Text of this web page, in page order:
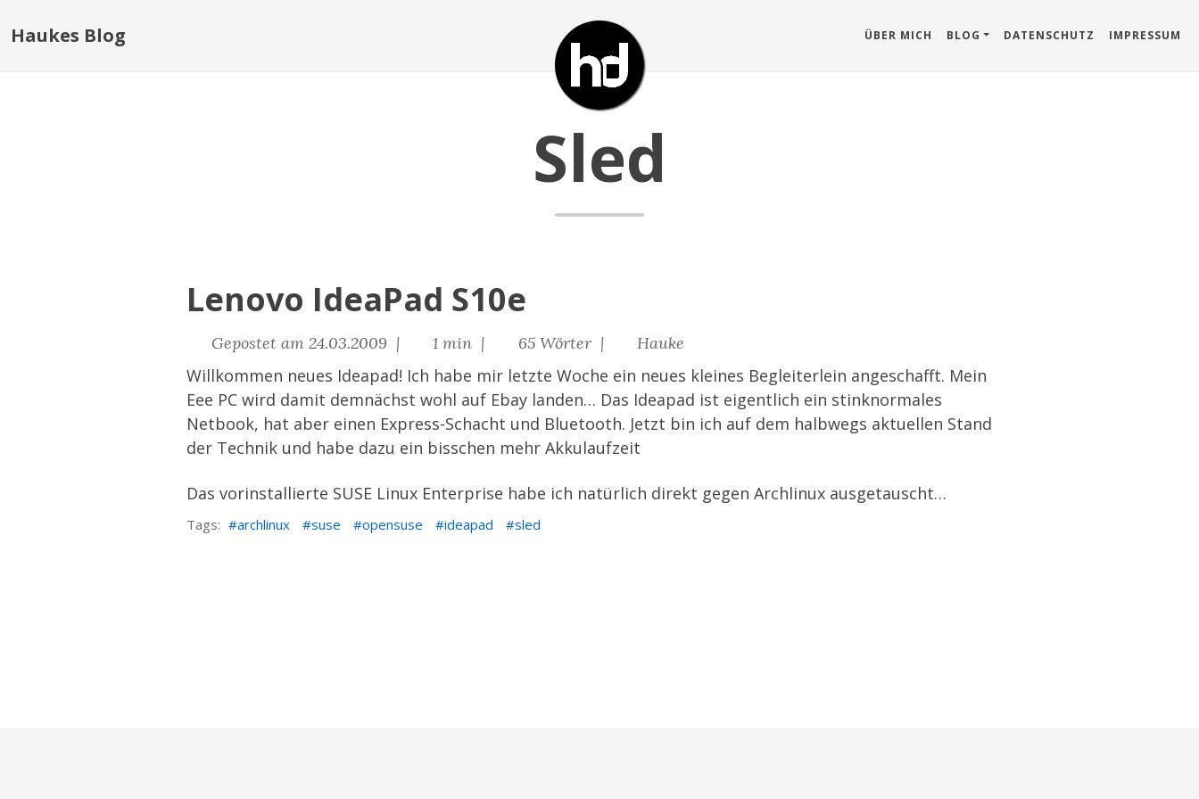
Haukes Blog ÜBER MICH BLOG DATENSCHUTZ IMPRESSUM
Sled
Lenovo IdeaPad S10e
Gepostet am 24.03.2009 | 1 min | 65 Wörter | Hauke
Willkommen neues Ideapad! Ich habe mir letzte Woche ein neues kleines Begleiterlein angeschafft. Mein
Eee PC wird damit demnächst wohl auf Ebay landen… Das Ideapad ist eigentlich ein stinknormales
Netbook, hat aber einen Express-Schacht und Bluetooth. Jetzt bin ich auf dem halbwegs aktuellen Stand
der Technik und habe dazu ein bisschen mehr Akkulaufzeit
Das vorinstallierte SUSE Linux Enterprise habe ich natürlich direkt gegen Archlinux ausgetauscht…
Tags: archlinux suse opensuse ideapad sled